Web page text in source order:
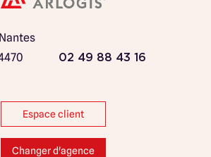
02 49 88 43 16
Espace client
Changer d'agence